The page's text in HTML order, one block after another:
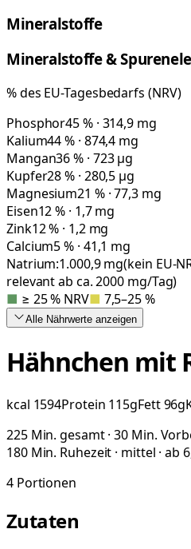
Mineralstoffe
Mineralstoffe &
% des EU-Tagesbedarfs (NRV)
Phosphor45 % · 314,9 mg
Kalium44 % · 874,4 mg
Mangan36 % · 723 µg
Kupfer28 % · 280,5 µg
Magnesium21 % · 77,3 mg
Eisen12 % · 1,7 mg
Zink12 % · 1,2 mg
Calcium5 % · 41,1 mg
Natrium:1.000,9mg(kein EU-
relevant ab ca. 2000 mg/Tag)
■ ≥ 25 % NRV■ 7,5–25 %
Alle Nährwerte anzeigen
Hähnchen mit
kcal 1594Protein 115gFett96g
225 Min. gesamt · 30 Min.
180 Min. Ruhezeit · mittel · ab
4 Portionen
Zutaten